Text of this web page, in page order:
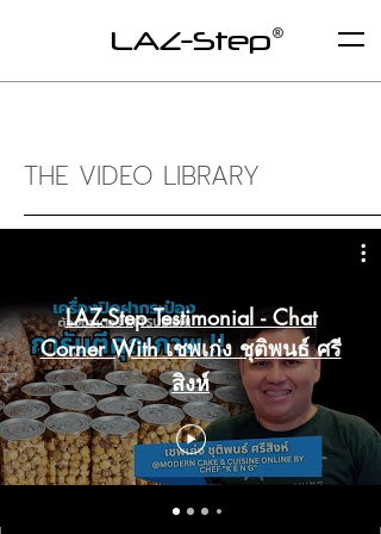
LAZ-Step
THE VIDEO LIBRARY
LAZ-Step Testimonial - Chat
Corner With เชพเก่ง ชุติพนธ์ ศรี
สิงห์